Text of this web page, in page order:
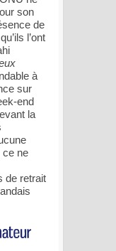
son
de
l’ont
à
sur
end
la
ce ne
de retrait